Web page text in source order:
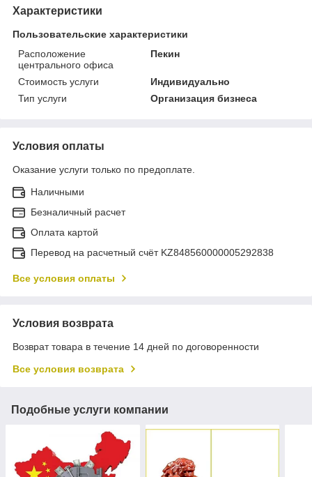
Характеристики
Пользовательские характеристики
Расположение
центрального офиса
Пекин
Стоимость услуги
Индивидуально
Тип услуги
Организация бизнеса
Условия оплаты
Оказание услуги только по предоплате.
Наличными
Безналичный расчет
Оплата картой
Перевод на расчетный счёт KZ848560000005292838
Все условия оплаты
Условия возврата
Возврат товара в течение 14 дней по договоренности
Все условия возврата
Подобные услуги компании